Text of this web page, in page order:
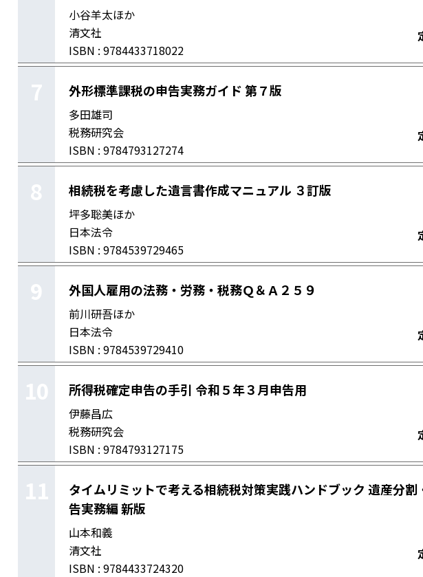
小谷羊太ほか
清文社
ISBN : 9784433718022
7 外形標準課税の申告実務ガイド 第７版
多田雄司
税務研究会
ISBN : 9784793127274
8 相続税を考慮した遺言書作成マニュアル ３訂版
坪多聡美ほか
日本法令
ISBN : 9784539729465
9 外国人雇用の法務・労務・税務Ｑ＆Ａ２５９
前川研吾ほか
日本法令
ISBN : 9784539729410
10 所得税確定申告の手引 令和５年３月申告用
伊藤昌広
税務研究会
ISBN : 9784793127175
11
タイムリミットで考える相続税対策実践ハンドブック 遺産分割
告実務編 新版
山本和義
清文社
ISBN : 9784433724320